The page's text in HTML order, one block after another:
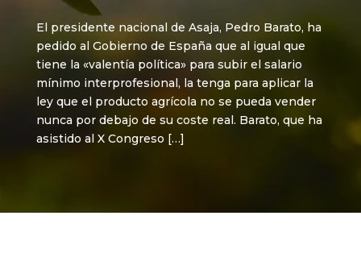
El presidente nacional de Asaja, Pedro Barato, ha
pedido al Gobierno de España que al igual que
tiene la «valentía política» para subir el salario
mínimo interprofesional, la tenga para aplicar la
ley que el producto agrícola no se pueda vender
nunca por debajo de su coste real. Barato, que ha
asistido al X Congreso […]